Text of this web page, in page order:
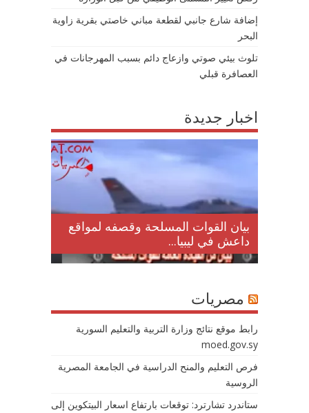
إضافة شارع جانبي لقطعة مباني خاصتي بقرية زاوية
البحر
تلوث بيئي صوتي وازعاج دائم بسبب المهرجانات في
العصافرة قبلي
اخبار جديدة
بيان القوات المسلحة وقصفه لمواقع
داعش في ليبيا...
مصريات
رابط موقع نتائج وزارة التربية والتعليم السورية
moed.gov.sy
فرص التعليم والمنح الدراسية في الجامعة المصرية
الروسية
ستاندرد تشارترد: توقعات بارتفاع اسعار البيتكوين إلى